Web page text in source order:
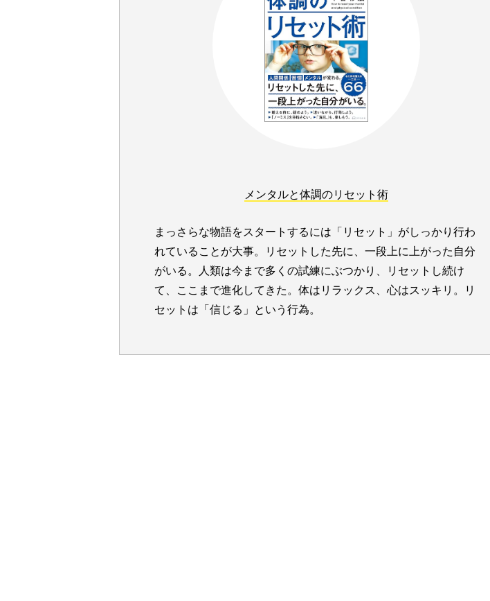
メンタルと体調のリセット術
まっさらな物語をスタートするには「リセット」がしっかり行わ
れていることが大事。リセットした先に、一段上に上がった自分
がいる。人類は今まで多くの試練にぶつかり、リセットし続け
て、ここまで進化してきた。体はリラックス、心はスッキリ。リ
セットは「信じる」という行為。